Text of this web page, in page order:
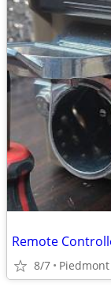
8/7 Piedmont